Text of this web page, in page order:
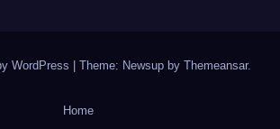
WordPress Theme: Newsup by Themeansar.
Home